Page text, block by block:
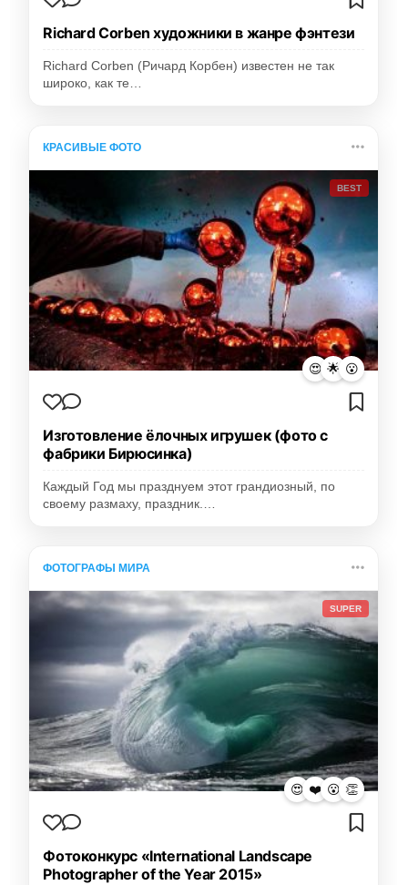
Richard Corben художники в жанре фэнтези
Richard Corben (Ричард Корбен) известен не так
широко, как те…
КРАСИВЫЕ ФОТО
BEST
😍 🌟 😮
Изготовление ёлочных игрушек (фото с
фабрики Бирюсинка)
Каждый Год мы празднуем этот грандиозный, по
своему размаху, праздник.…
ФОТОГРАФЫ МИРА
SUPER
😍 ❤️ 😮 👏
Фотоконкурс «International Landscape
Photographer of the Year 2015»